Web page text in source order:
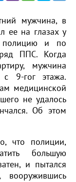
мужчина, в
ее на глазах у
полицию и по
ППС. Когда
мужчина
9-гог этажа.
медицинской
не удалось
Об этом
что полиции,
большую
и пытался
вооружившись